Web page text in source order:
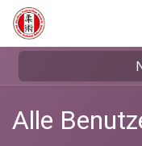
Zum Inhalt springen
Alle